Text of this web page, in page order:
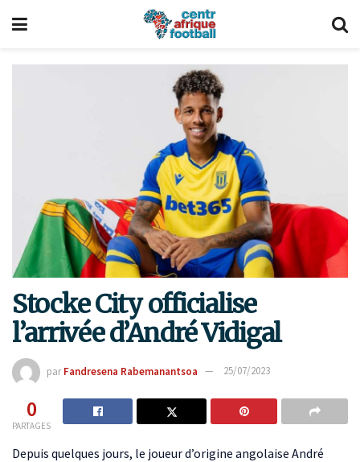
Stocke City officialise
l’arrivée d’André Vidigal
par Fandresena Rabemanantsoa 25/07/2023
0
PARTAGES
Depuis quelques jours, le joueur d’origine angolaise André